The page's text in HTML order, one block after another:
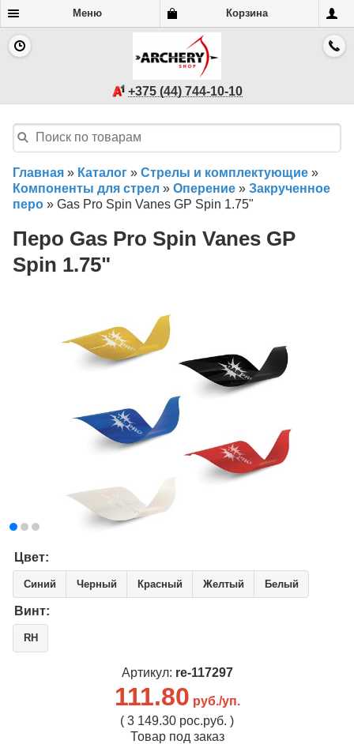
Меню Корзина
+375 (44) 744-10-10
Главная » Каталог » Стрелы и комплектующие »
Компоненты для стрел » Оперение » Закрученное
перо » Gas Pro Spin Vanes GP Spin 1.75"
Перо Gas Pro Spin Vanes GP
Spin 1.75"
Цвет:
Синий Черный Красный Желтый Белый
Винт:
RH
Артикул: re-117297
111.80 руб./уп.
( 3 149.30 рос.руб. )
Товар под заказ